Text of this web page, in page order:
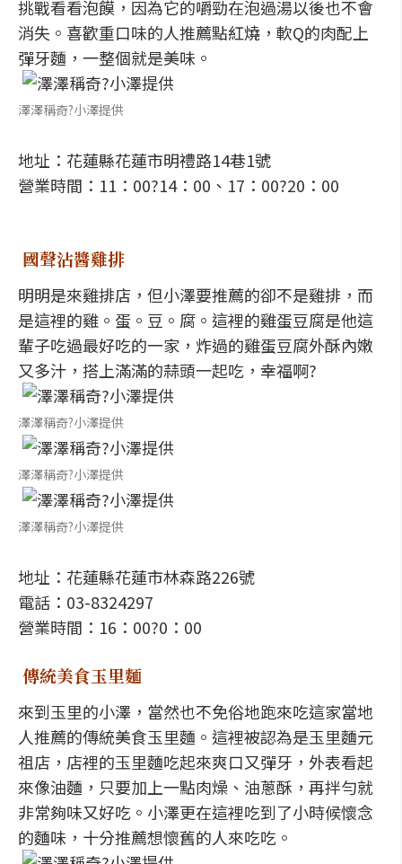
挑戰看看泡饃，因為它的嚼勁在泡過湯以後也不會
消失。喜歡重口味的人推薦點紅燒，軟Q的肉配上
彈牙麵，一整個就是美味。
澤澤稱奇?小澤提供
地址：花蓮縣花蓮市明禮路14巷1號
營業時間：11：00?14：00、17：00?20：00
國聲沾醬雞排
明明是來雞排店，但小澤要推薦的卻不是雞排，而
是這裡的雞。蛋。豆。腐。這裡的雞蛋豆腐是他這
輩子吃過最好吃的一家，炸過的雞蛋豆腐外酥內嫩
又多汁，搭上滿滿的蒜頭一起吃，幸福啊?
澤澤稱奇?小澤提供
澤澤稱奇?小澤提供
澤澤稱奇?小澤提供
地址：花蓮縣花蓮市林森路226號
電話：03-8324297
營業時間：16：00?0：00
傳統美食玉里麵
來到玉里的小澤，當然也不免俗地跑來吃這家當地
人推薦的傳統美食玉里麵。這裡被認為是玉里麵元
祖店，店裡的玉里麵吃起來爽口又彈牙，外表看起
來像油麵，只要加上一點肉燥、油蔥酥，再拌勻就
非常夠味又好吃。小澤更在這裡吃到了小時候懷念
的麵味，十分推薦想懷舊的人來吃吃。